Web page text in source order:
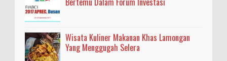
Wisata Kuliner Makanan Khas Lamongan
Yang Menggugah Selera